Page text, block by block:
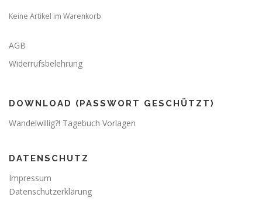
Keine Artikel im Warenkorb
AGB
Widerrufsbelehrung
DOWNLOAD (PASSWORT GESCHÜTZT)
Wandelwillig?! Tagebuch Vorlagen
DATENSCHUTZ
Impressum
Datenschutzerklärung